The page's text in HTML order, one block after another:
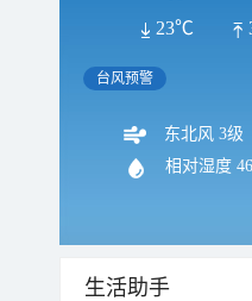
23℃
台风预警
东北风 3级
相对湿度
生活助手